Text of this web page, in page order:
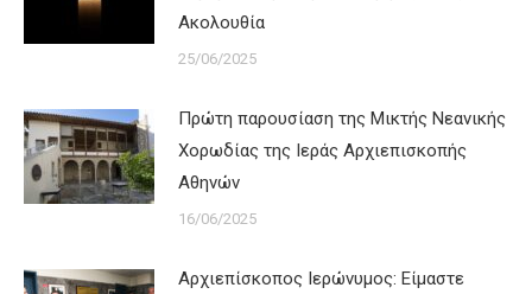
Ακολουθία
25/06/2025
Πρώτη παρουσίαση της Μικτής Νεανικής
Χορωδίας της Ιεράς Αρχιεπισκοπής
Αθηνών
16/06/2025
Αρχιεπίσκοπος Ιερώνυμος: Είμαστε